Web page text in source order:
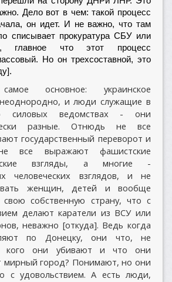
Дело вот в чем: такой процесс
он идет. И не важно, что там
списывает прокуратура СБУ или
главное что этот процесс
Но он трехсоставной, это
основное: украинское
и люди служащие в
силовых ведомствах - они
разные. Отнюдь не все
государственный переворот и
все выражают фашистские
взгляды, а многие -
человеческих взглядов, и не
женщин, детей и вообще
свою собственную страну, что с
делают каратели из ВСУ или
неважно [откуда]. Ведь когда
по Донецку, они что, не
кого они убивают и что они
мирный город? Понимают, но они
с удовольствием. А есть люди,